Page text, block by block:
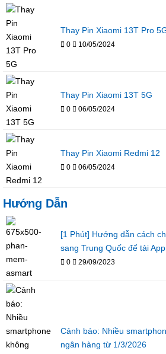
Thay Pin Xiaomi 13T Pro
0 10/05/2024
Thay Pin Xiaomi 13T 5G
0 06/05/2024
Thay Pin Xiaomi Redmi 12
0 06/05/2024
Hướng Dẫn
[1 Phút] Hướng dẫn cách
sang Trung Quốc để tải App
0 29/09/2023
Cảnh báo: Nhiều
ngân hàng từ 1/3/2026